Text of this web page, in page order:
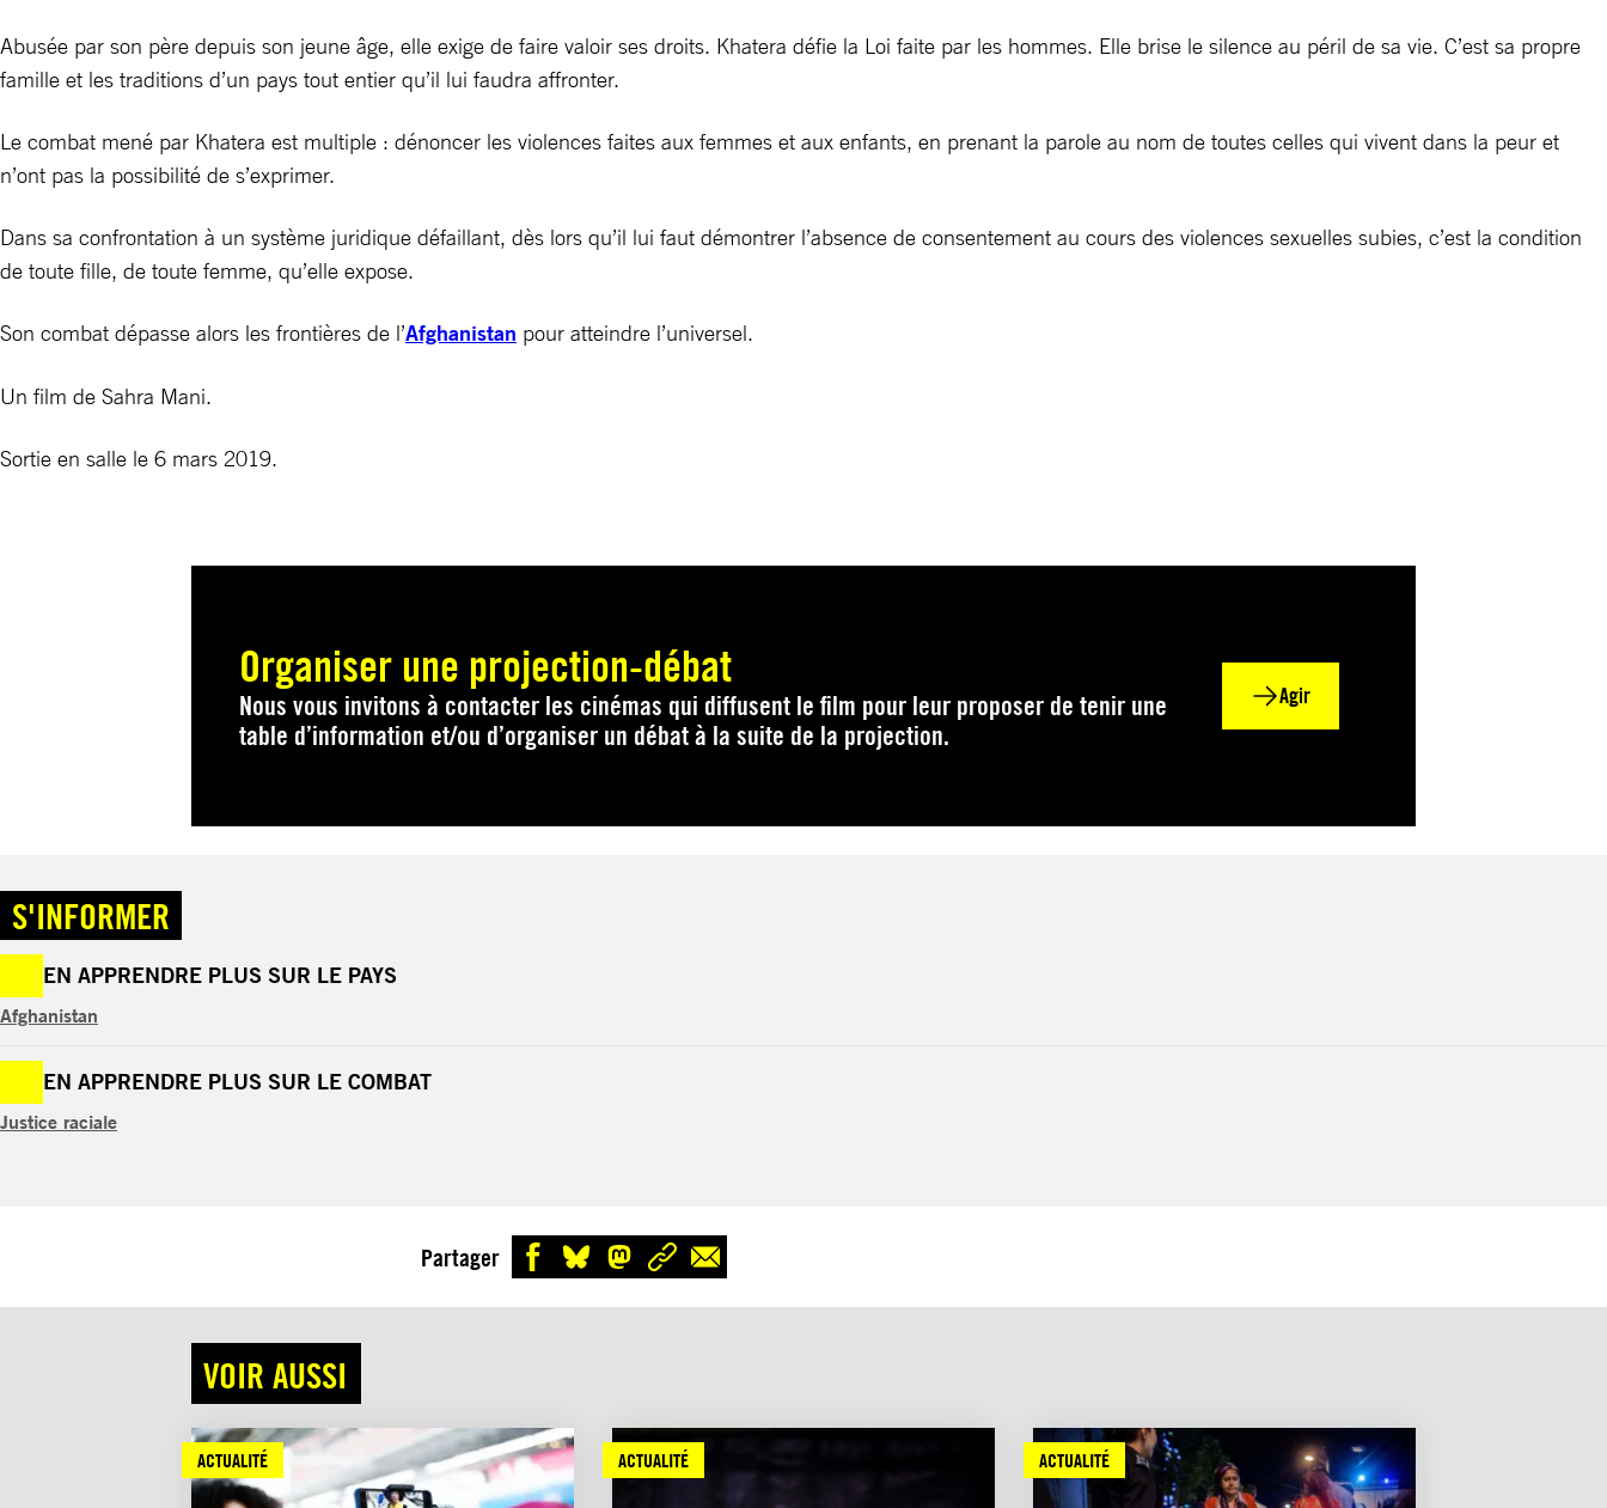
Abusée par son père depuis son jeune âge, elle exige de faire valoir ses droits. Khatera défie la Loi faite par les hommes. Elle brise le silence au péril de sa vie. C’est sa propre
famille et les traditions d’un pays tout entier qu’il lui faudra affronter.
Le combat mené par Khatera est multiple : dénoncer les violences faites aux femmes et aux enfants, en prenant la parole au nom de toutes celles qui vivent dans la peur et
n’ont pas la possibilité de s’exprimer.
Dans sa confrontation à un système juridique défaillant, dès lors qu’il lui faut démontrer l’absence de consentement au cours des violences sexuelles subies, c’est la condition
de toute fille, de toute femme, qu’elle expose.
Son combat dépasse alors les frontières de l’Afghanistan pour atteindre l’universel.
Un film de Sahra Mani.
Sortie en salle le 6 mars 2019.
Organiser une projection-débat
Nous vous invitons à contacter les cinémas qui diffusent le film pour leur proposer de tenir une
table d’information et/ou d’organiser un débat à la suite de la projection.
Agir
S'INFORMER
EN APPRENDRE PLUS SUR LE PAYS
Afghanistan
EN APPRENDRE PLUS SUR LE COMBAT
Justice raciale
Partager
VOIR AUSSI
ACTUALITÉ ACTUALITÉ ACTUALITÉ